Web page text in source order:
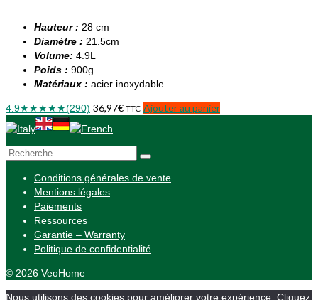
Hauteur : 28 cm
Diamètre : 21.5cm
Volume: 4.9L
Poids : 900g
Matériaux : acier inoxydable
4.9★★★★★(290) 36,97€ TTC Ajouter au panier
Rechercher :
Conditions générales de vente
Mentions légales
Paiements
Ressources
Garantie – Warranty
Politique de confidentialité
© 2026 VeoHome
Nous utilisons des cookies pour améliorer votre expérience. Cliquez